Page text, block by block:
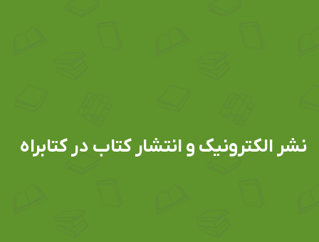
نشر الکترونیک و انتشار کتاب در کتابراه